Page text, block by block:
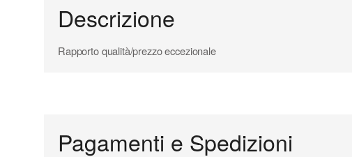
Descrizione
Rapporto qualità/prezzo eccezionale
Pagamenti e Spedizioni